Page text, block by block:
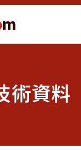
m
術資料